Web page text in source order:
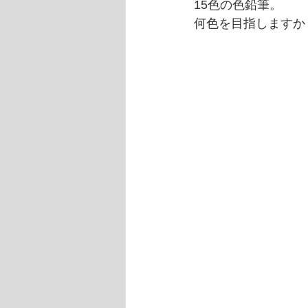
15色の色鉛筆。
何色を目指しますか